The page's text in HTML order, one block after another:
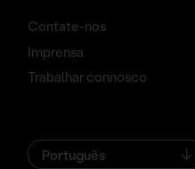
Contate-nos
Imprensa
Trabalhar connosco
Português